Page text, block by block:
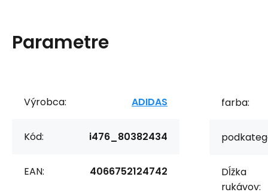
Parametre
Výrobca: ADIDAS
Kód: i476_80382434
EAN: 4066752124742
farba:
Dĺžka
rukávov: